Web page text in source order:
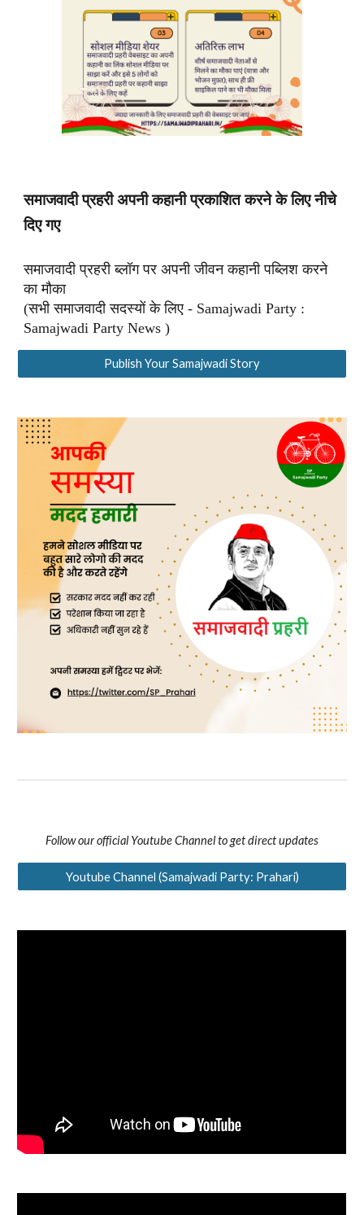
समाजवादी प्रहरी अपनी कहानी प्रकाशित करने के लिए नीचे
दिए गए
समाजवादी प्रहरी ब्लॉग पर अपनी जीवन कहानी पब्लिश करने
का मौका
(सभी समाजवादी सदस्यों के लिए - Samajwadi Party :
Samajwadi Party News )
Publish Your Samajwadi Story
Follow our official Youtube Channel to get direct updates
Youtube Channel (Samajwadi Party: Prahari)